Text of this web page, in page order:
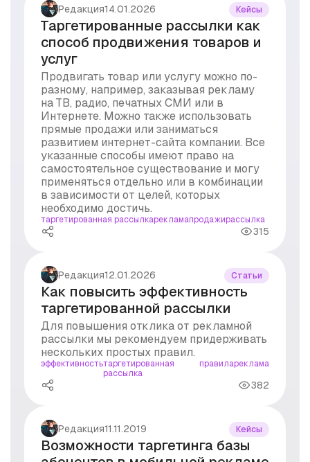
#продажи
#рассылка
#реклама
#рынок
#стоимость
#уведомления
Редакция14.01.2026 Кейсы
Таргетированные рассылки как
способ продвижения товаров и
услуг
Продвигать товар или услугу можно по-
разному, например, заказывая рекламу
на ТВ, радио, печатных СМИ или в
Интернете. Можно также использовать
прямые продажи или заниматься
развитием интернет-сайта компании. Все
указанные способы имеют право на
самостоятельное существование и могу
применяться отдельно или в комбинации
в зависимости от целей, которых
необходимо достичь.
таргетированная рассылкарекламапродажирассылка
315
Редакция12.01.2026 Статьи
Как повысить эффективность
таргетированной рассылки
Для повышения отклика от рекламной
рассылки мы рекомендуем придерживать
нескольких простых правил.
эффективностьтаргетированная
рассылка
правилареклама
382
Редакция11.11.2019 Кейсы
Возможности таргетинга базы